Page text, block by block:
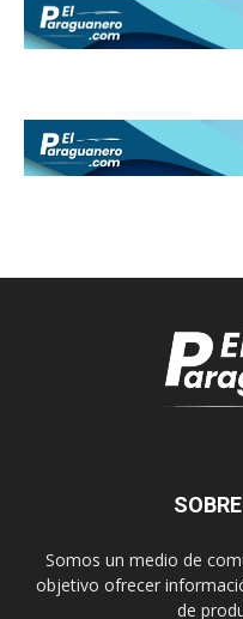
Somos un medio de
objetivo ofrecer
de